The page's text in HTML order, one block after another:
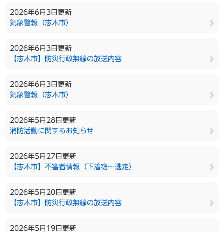
2026年6月3日更新
気象警報（志木市）
2026年6月3日更新
【志木市】防災行政無線の放送内容
2026年6月3日更新
気象警報（志木市）
2026年5月28日更新
消防活動に関するお知らせ
2026年5月27日更新
【志木市】不審者情報（下着窃〜逃走）
2026年5月20日更新
【志木市】防災行政無線の放送内容
2026年5月19日更新